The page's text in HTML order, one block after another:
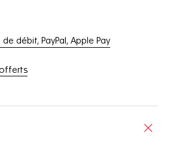
débit, PayPal, Apple Pay
offerts